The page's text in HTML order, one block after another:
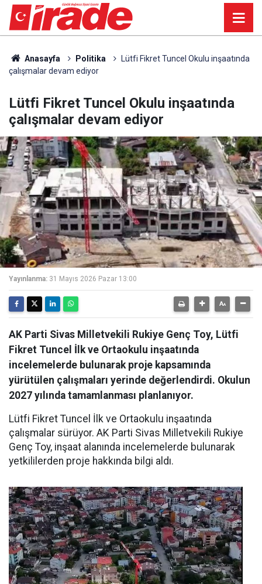
Anasayfa Politika
Lütfi Fikret Tuncel Okulu inşaatında
çalışmalar devam ediyor
Lütfi Fikret Tuncel Okulu inşaatında
çalışmalar devam ediyor
Yayınlanma: 31 Mayıs 2026 Pazar 13:00
AK Parti Sivas Milletvekili Rukiye Genç Toy, Lütfi
Fikret Tuncel İlk ve Ortaokulu inşaatında
incelemelerde bulunarak proje kapsamında
yürütülen çalışmaları yerinde değerlendirdi. Okulun
2027 yılında tamamlanması planlanıyor.
Lütfi Fikret Tuncel İlk ve Ortaokulu inşaatında
çalışmalar sürüyor. AK Parti Sivas Milletvekili Rukiye
Genç Toy, inşaat alanında incelemelerde bulunarak
yetkililerden proje hakkında bilgi aldı.